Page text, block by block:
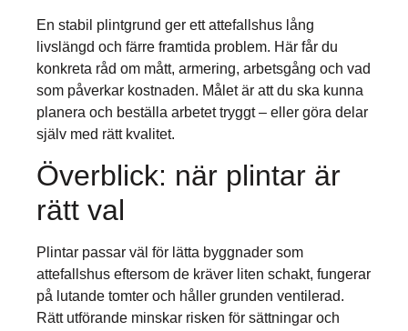
En stabil plintgrund ger ett attefallshus lång
livslängd och färre framtida problem. Här får du
konkreta råd om mått, armering, arbetsgång och vad
som påverkar kostnaden. Målet är att du ska kunna
planera och beställa arbetet tryggt – eller göra delar
själv med rätt kvalitet.
Överblick: när plintar är
rätt val
Plintar passar väl för lätta byggnader som
attefallshus eftersom de kräver liten schakt, fungerar
på lutande tomter och håller grunden ventilerad.
Rätt utförande minskar risken för sättningar och